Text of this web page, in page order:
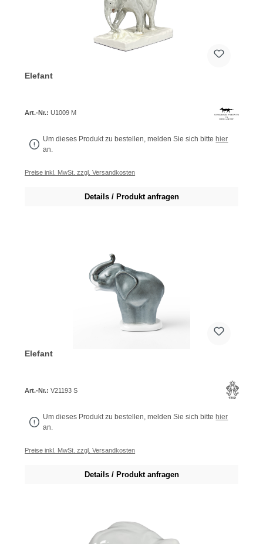
Elefant
Art.-Nr.:U1009 M
Um dieses Produkt zu bestellen, melden Sie sich bitte hier
an.
Preise inkl. MwSt. zzgl. Versandkosten
Details / Produkt anfragen
Elefant
Art.-Nr.:V21193 S
Um dieses Produkt zu bestellen, melden Sie sich bitte hier
an.
Preise inkl. MwSt. zzgl. Versandkosten
Details / Produkt anfragen